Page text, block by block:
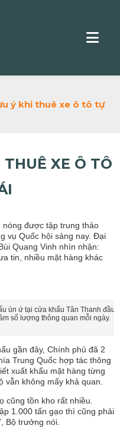
ý khi thuê xe ô tô tự
XE Ô TÔ
được tập trung thảo
vụ Quốc hội sáng nay. Đại
Quang Vinh nhìn nhận:
tin, nhiều mặt hàng khác
ùn ứ tại cửa khẩu Tân Thanh đầu
số lượng thông quan mỗi ngày.
gần đây, Chính phủ đã 2
Trung Quốc hợp tác thông
xuất khẩu mặt hàng từng
không mấy khả quan.
cũng tồn kho rất nhiều.
1.000 tấn gạo thì cũng phải
Bộ trưởng nói.